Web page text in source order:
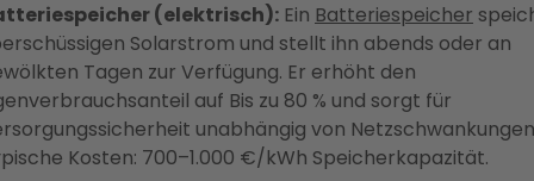
(elektrisch): Ein Batteriespeicher
Solarstrom und stellt ihn abends oder an
Tagen zur Verfügung. Er erhöht den
auf Bis zu 80 % und sorgt für
unabhängig von
Kosten: 700–1.000 €/kWh Speicherkapazität.